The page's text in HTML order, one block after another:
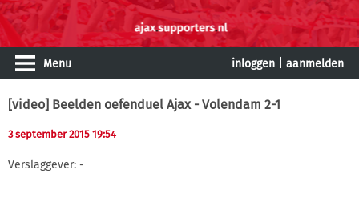
Menu inloggen aanmelden
[video] Beelden oefenduel Ajax - Volendam 2-1
3 september 2015 19:54
Verslaggever: -